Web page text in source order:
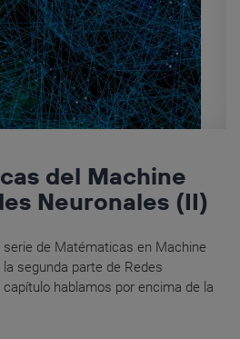
del Machine
Neuronales (II)
de Matématicas en Machine
segunda parte de Redes
hablamos por encima de la